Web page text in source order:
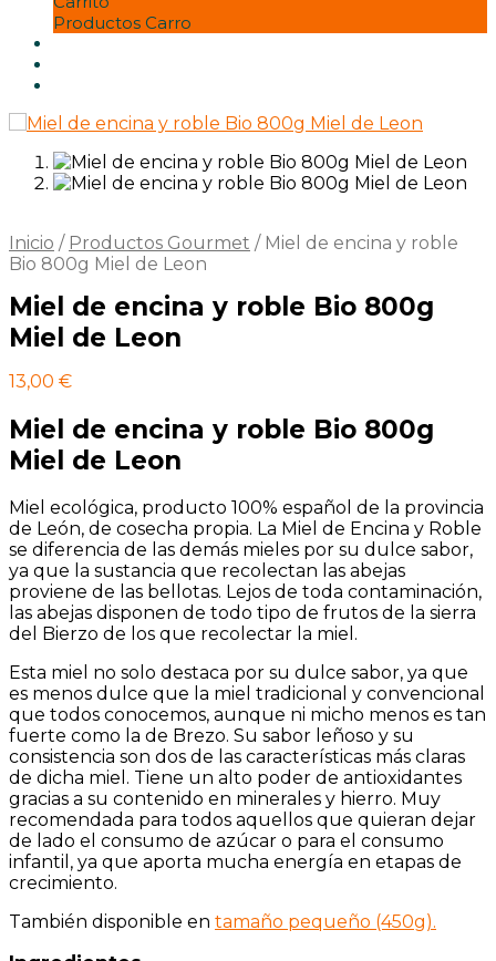
Productos Carro
Inicio / Productos Gourmet /Miel de encina y roble
Bio 800g Miel de Leon
Miel de encina y roble Bio 800g
Miel de Leon
13,00 €
Miel de encina y roble Bio 800g
Miel de Leon
Miel ecológica, producto 100% español de la provincia
de León, de cosecha propia. La Miel de Encina y Roble
se diferencia de las demás mieles por su dulce sabor,
ya que la sustancia que recolectan las abejas
proviene de las bellotas. Lejos de toda contaminación,
las abejas disponen de todo tipo de frutos de la sierra
del Bierzo de los que recolectar la miel.
Esta miel no solo destaca por su dulce sabor, ya que
es menos dulce que la miel tradicional y convencional
que todos conocemos, aunque ni micho menos es tan
fuerte como la de Brezo. Su sabor leñoso y su
consistencia son dos de las características más claras
de dicha miel. Tiene un alto poder de antioxidantes
gracias a su contenido en minerales y hierro. Muy
recomendada para todos aquellos que quieran dejar
de lado el consumo de azúcar o para el consumo
infantil, ya que aporta mucha energía en etapas de
crecimiento.
También disponible en tamaño pequeño (450g).